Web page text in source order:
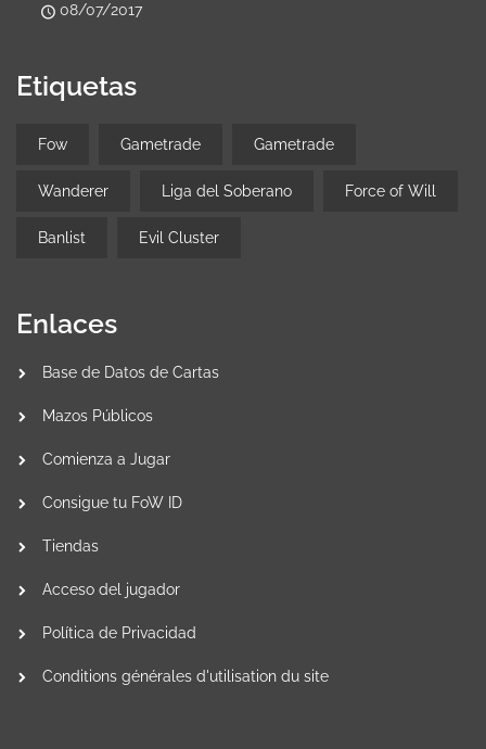
08/07/2017
Etiquetas
Fow Gametrade Gametrade
Wanderer Liga del Soberano Force of Will
Banlist Evil Cluster
Enlaces
Base de Datos de Cartas
Mazos Públicos
Comienza a Jugar
Consigue tu FoW ID
Tiendas
Acceso del jugador
Política de Privacidad
Conditions générales d'utilisation du site